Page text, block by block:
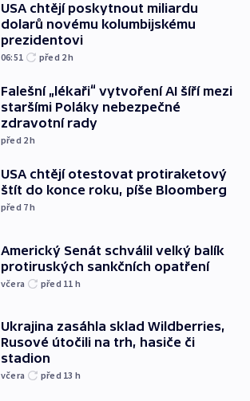
USA chtějí poskytnout miliardu
dolarů novému kolumbijskému
prezidentovi
06:51 před 2h
Falešní „lékaři“ vytvoření AI šíří mezi
staršími Poláky nebezpečné
zdravotní rady
před 2h
USA chtějí otestovat protiraketový
štít do konce roku, píše Bloomberg
před 7h
Americký Senát schválil velký balík
protiruských sankčních opatření
včera před 11 h
Ukrajina zasáhla sklad Wildberries,
Rusové útočili na trh, hasiče či
stadion
včera před 13 h